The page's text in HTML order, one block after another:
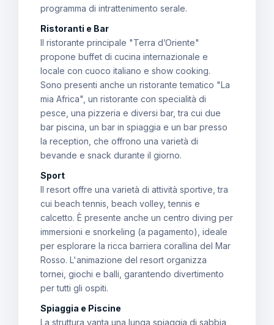
programma di intrattenimento serale.
Ristoranti e Bar
Il ristorante principale "Terra d’Oriente"
propone buffet di cucina internazionale e
locale con cuoco italiano e show cooking.
Sono presenti anche un ristorante tematico "La
mia Africa", un ristorante con specialità di
pesce, una pizzeria e diversi bar, tra cui due
bar piscina, un bar in spiaggia e un bar presso
la reception, che offrono una varietà di
bevande e snack durante il giorno.
Sport
Il resort offre una varietà di attività sportive, tra
cui beach tennis, beach volley, tennis e
calcetto. È presente anche un centro diving per
immersioni e snorkeling (a pagamento), ideale
per esplorare la ricca barriera corallina del Mar
Rosso. L'animazione del resort organizza
tornei, giochi e balli, garantendo divertimento
per tutti gli ospiti.
Spiaggia e Piscine
La struttura vanta una lunga spiaggia di sabbia